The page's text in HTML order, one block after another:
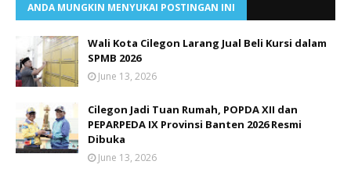
ANDA MUNGKIN MENYUKAI POSTINGAN INI
Wali Kota Cilegon Larang Jual Beli Kursi dalam
SPMB 2026
June 13, 2026
Cilegon Jadi Tuan Rumah, POPDA XII dan
PEPARPEDA IX Provinsi Banten 2026 Resmi
Dibuka
June 13, 2026